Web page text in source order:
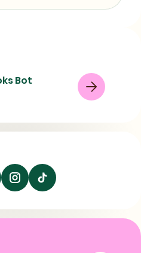
Stricken Für
und
Bot